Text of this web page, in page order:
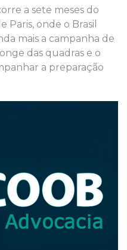
a sete meses do
Paris, onde o Brasil
mais a campanha de
das quadras e o
a preparação